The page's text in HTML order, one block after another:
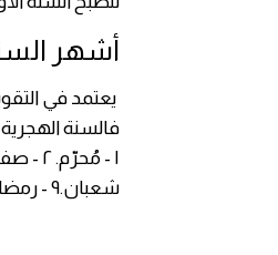
أشهر
يعتمد في
فالسنة
شعبان.٩ - رمضان.١٠ - شوال.١١ - ذو القعدة.١٢ - ذو الحجة.